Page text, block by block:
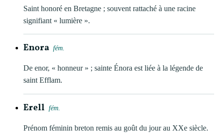
Saint honoré en Bretagne ; souvent rattaché à une racine
signifiant « lumière ».
Enora fém.
De enor, « honneur » ; sainte Énora est liée à la légende de
saint Efflam.
Erell fém.
Prénom féminin breton remis au goût du jour au XXe siècle.